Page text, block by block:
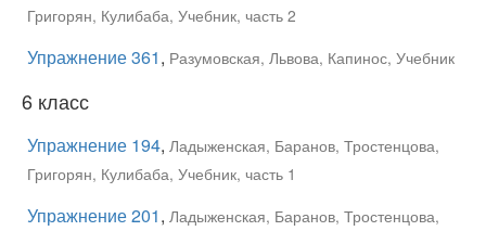
Григорян, Кулибаба, Учебник, часть 2
Упражнение 361, Разумовская, Львова, Капинос, Учебник
6 класс
Упражнение 194, Ладыженская, Баранов, Тростенцова,
Григорян, Кулибаба, Учебник, часть 1
Упражнение 201, Ладыженская, Баранов, Тростенцова,